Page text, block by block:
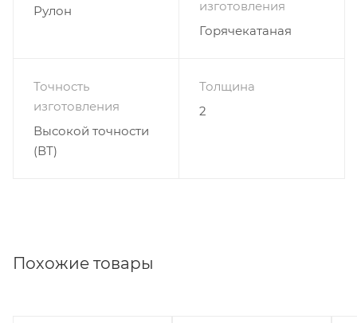
Рулон
изготовления
Горячекатаная
Точность
изготовления
Высокой точности
(ВТ)
Толщина
2
Похожие товары